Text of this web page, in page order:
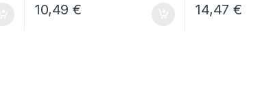
10,49€ 14,47€